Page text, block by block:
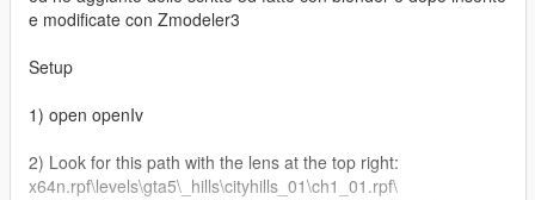
e modificate con Zmodeler3
Setup
1) open openIv
2) Look for this path with the lens at the top right:
x64n.rpf\levels\gta5\_hills\cityhills_01\ch1_01.rpf\